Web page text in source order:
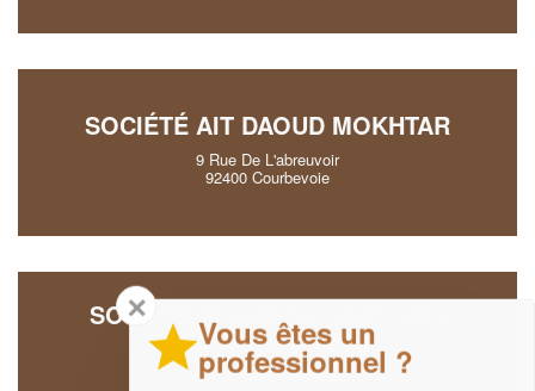
SOCIÉTÉ AIT DAOUD MOKHTAR
9 Rue De L'abreuvoir
92400 Courbevoie
SOCIÉTÉ MOAZERG SERVICES
SECURITE (SARL)
25 Rue De La Sabliere
✕
Vous êtes un
professionnel ?